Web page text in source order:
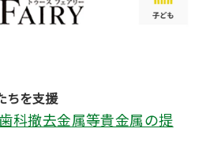
歯科撤去金属等貴金属の提
ちを支援